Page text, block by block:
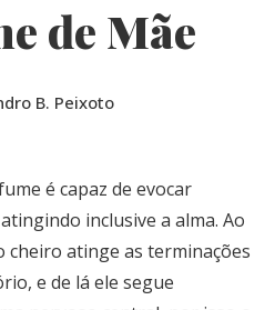
de Mãe
B. Peixoto
é capaz de evocar
inclusive a alma. Ao
cheiro atinge as terminações
e de lá ele segue